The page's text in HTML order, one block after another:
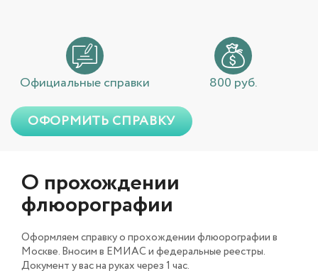
Официальные справки 800 руб.
ОФОРМИТЬ СПРАВКУ
О прохождении
флюорографии
Оформляем справку о прохождении флюорографии в
Москве. Вносим в ЕМИАС и федеральные реестры.
Документ у вас на руках через 1 час.